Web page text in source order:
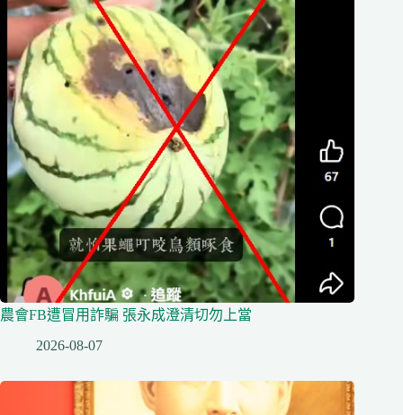
農會FB遭冒用詐騙 張永成澄清切勿上當
2026-08-07